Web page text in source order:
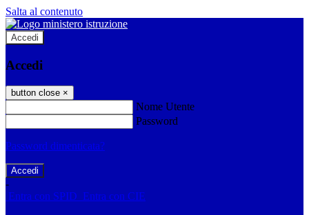
Salta al contenuto
Accedi
Accedi
button close ×
Nome Utente
Password
Password dimenticata?
-
Entra con SPID Entra con CIE